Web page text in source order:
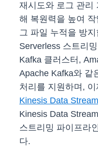
재시도와 로그 관리
해 복원력을 높여
그 파일 누적을 방
Serverless 스트리
Kafka 클러스터,
Apache Kafka와 같
처리를 지원하며,
Kinesis Data
Kinesis Data
스트리밍 파이프라
다.